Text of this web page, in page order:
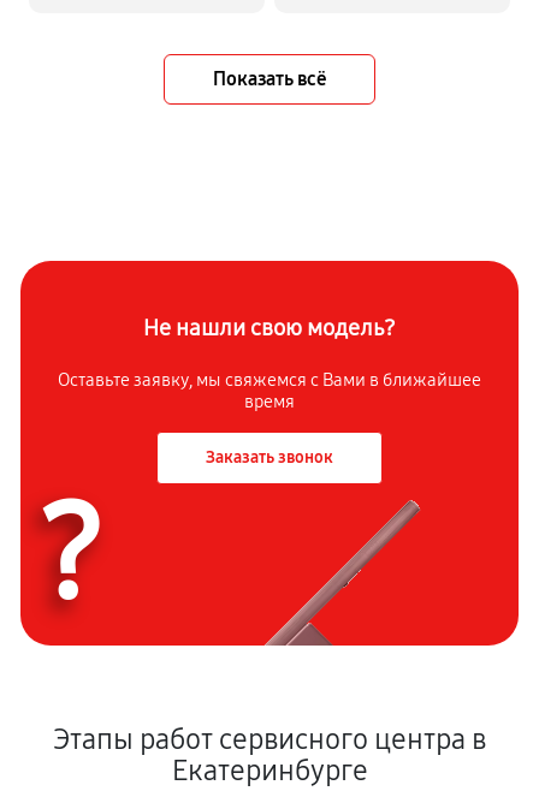
Показать всё
Не нашли свою модель?
Оставьте заявку, мы свяжемся с Вами в ближайшее
время
Заказать звонок
?
Этапы работ сервисного центра в
Екатеринбурге